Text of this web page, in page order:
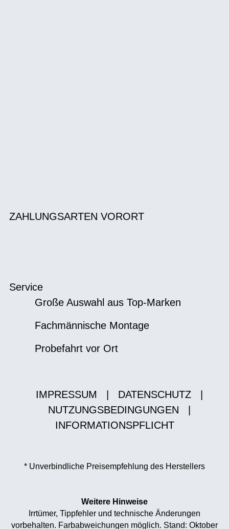
ZAHLUNGSARTEN VORORT
Service
Große Auswahl aus Top-Marken
Fachmännische Montage
Probefahrt vor Ort
IMPRESSUM DATENSCHUTZ
NUTZUNGSBEDINGUNGEN
INFORMATIONSPFLICHT
* Unverbindliche Preisempfehlung des Herstellers
Weitere Hinweise
Irrtümer, Tippfehler und technische Änderungen
vorbehalten. Farbabweichungen möglich. Stand: Oktober